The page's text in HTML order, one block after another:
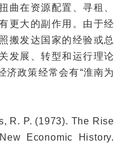
曲在资源配置、寻租、
更大的副作用。由于经
搬发达国家的经验或总
发展、转型和运行理论
济政策经常会有“淮南为
R. P. (1973). The Rise
Economic History.